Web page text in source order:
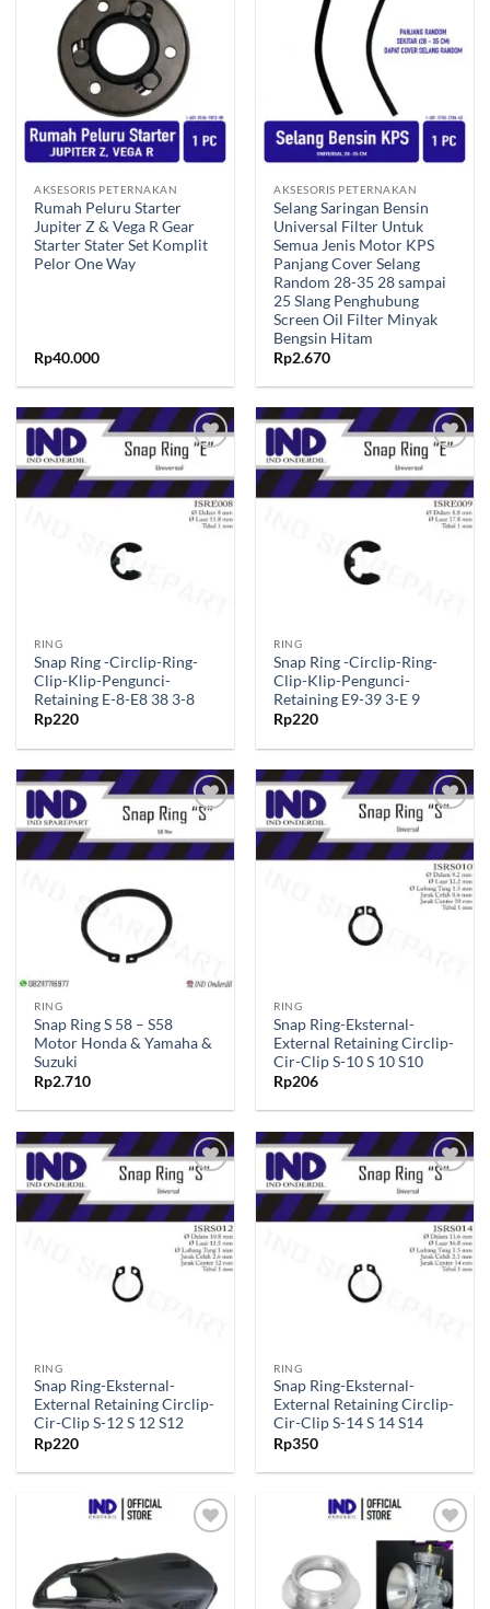
Tambahkan
ke Wishlist
AKSESORIS PETERNAKAN
Rumah Peluru Starter
Jupiter Z & Vega R Gear
Starter Stater Set Komplit
Pelor One Way
Rp40.000
AKSESORIS PETERNAKAN
Selang Saringan Bensin
Universal Filter Untuk
Semua Jenis Motor KPS
Panjang Cover Selang
Random 28-35 28 sampai
25 Slang Penghubung
Screen Oil Filter Minyak
Bengsin Hitam
Rp2.670
Tambahkan
ke Wishlist
RING
Snap Ring -Circlip-Ring-
Clip-Klip-Pengunci-
Retaining E-8-E8 38 3-8
Rp220
Tambahkan
ke Wishlist
RING
Snap Ring -Circlip-Ring-
Clip-Klip-Pengunci-
Retaining E9-39 3-E 9
Rp220
Tambahkan
ke Wishlist
RING
Snap Ring S 58 – S58
Motor Honda & Yamaha &
Suzuki
Rp2.710
Tambahkan
ke Wishlist
RING
Snap Ring-Eksternal-
External Retaining Circlip-
Cir-Clip S-10 S 10 S10
Rp206
Tambahkan
ke Wishlist
RING
Snap Ring-Eksternal-
External Retaining Circlip-
Cir-Clip S-12 S 12 S12
Rp220
Tambahkan
ke Wishlist
RING
Snap Ring-Eksternal-
External Retaining Circlip-
Cir-Clip S-14 S 14 S14
Rp350
ke Wishlist
Tambahkan
ke Wishlist